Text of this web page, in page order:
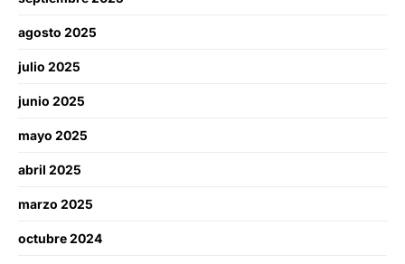
agosto 2025
julio 2025
junio 2025
mayo 2025
abril 2025
marzo 2025
octubre 2024